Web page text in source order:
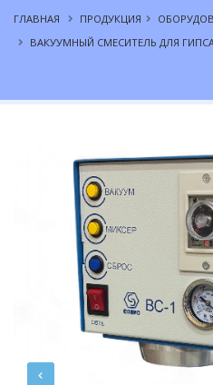
ГЛАВНАЯ ПРОДУКЦИЯ
ВАКУУМНЫЙ СМЕСИТЕЛЬ ДЛЯ